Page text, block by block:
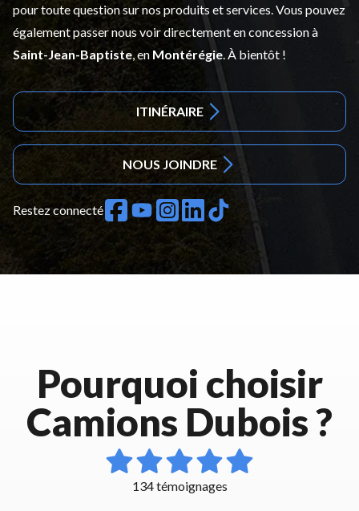
pour toute question sur nos produits et services. Vous pouvez
également passer nous voir directement en concession à
Saint-Jean-Baptiste , en Montérégie . À bientôt !
ITINÉRAIRE
NOUS JOINDRE
Restez connecté
Pourquoi choisir
Camions Dubois ?
134 témoignages